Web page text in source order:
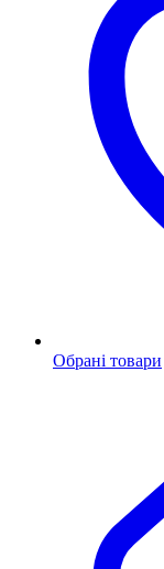
Обрані товари